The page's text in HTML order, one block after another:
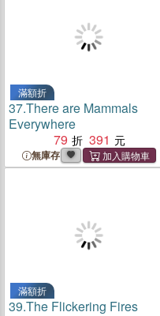
滿額折
37.There are Mammals
Everywhere
79
391
無庫存
滿額折
39.The Flickering Fires